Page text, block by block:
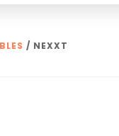
/ NEXXT